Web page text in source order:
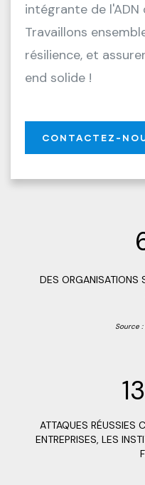
intégrante de
Travaillons
résilience, et
end solide !
CONTACTEZ-
DES ORGANISATIONS
Source
ATTAQUES RÉUSSIES
ENTREPRISES, LES